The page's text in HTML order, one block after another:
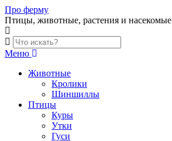
Skip
to
content
Про ферму
Птицы, животные, растения и насекомые
Меню
Животные
Кролики
Шиншиллы
Птицы
Куры
Утки
Гуси